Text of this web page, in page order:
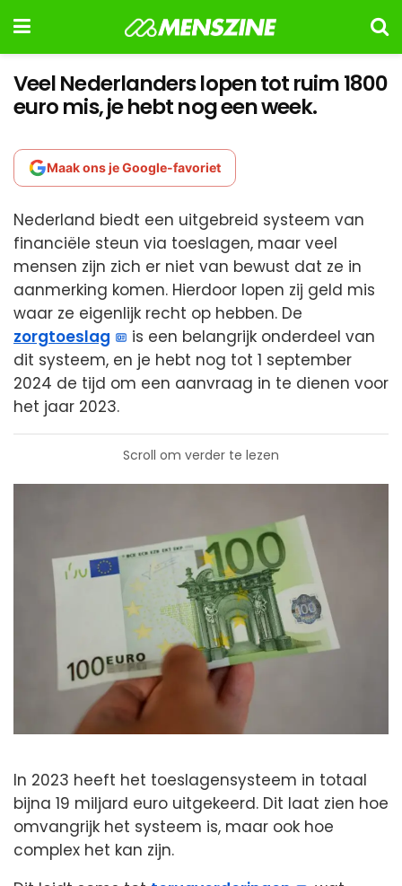
Veel Nederlanders lopen tot ruim 1800
euro mis, je hebt nog een week.
Maak ons je Google-favoriet
Nederland biedt een uitgebreid systeem van
financiële steun via toeslagen, maar veel
mensen zijn zich er niet van bewust dat ze in
aanmerking komen. Hierdoor lopen zij geld mis
waar ze eigenlijk recht op hebben. De
zorgtoeslag
is een belangrijk onderdeel van
dit systeem, en je hebt nog tot 1 september
2024 de tijd om een aanvraag in te dienen voor
het jaar 2023.
Scroll om verder te lezen
In 2023 heeft het toeslagensysteem in totaal
bijna 19 miljard euro uitgekeerd. Dit laat zien hoe
omvangrijk het systeem is, maar ook hoe
complex het kan zijn.